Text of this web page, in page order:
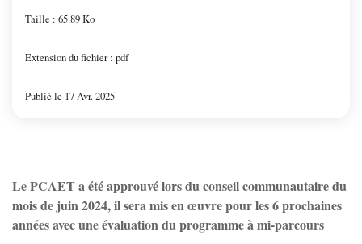
Taille : 65.89 Ko
Extension du fichier : pdf
Publié le 17 Avr. 2025
Le PCAET a été approuvé lors du conseil communautaire du
mois de juin 2024, il sera mis en œuvre pour les 6 prochaines
années avec une évaluation du programme à mi-parcours